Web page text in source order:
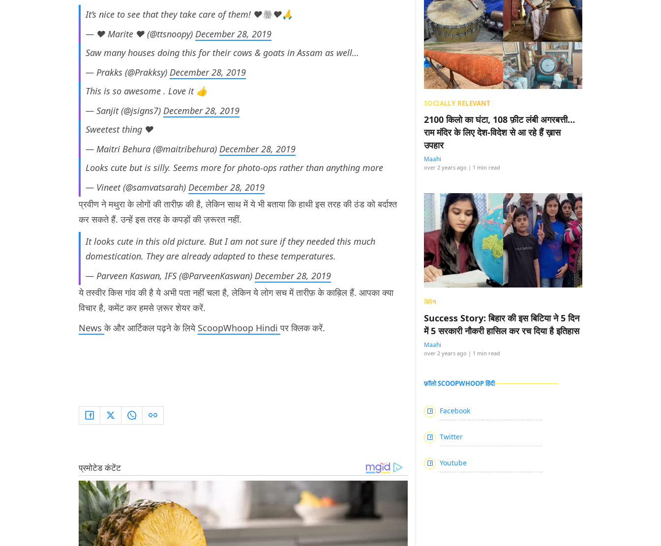
It’s nice to see that they take care of them! ❤️🐘❤️🙏
— ❤ Marite ❤ (@ttsnoopy) December 28, 2019
Saw many houses doing this for their cows & goats in Assam as well…
— Prakks (@Prakksy) December 28, 2019
This is so awesome . Love it 👍
— Sanjit (@jsigns7) December 28, 2019
Sweetest thing ❤️
— Maitri Behura (@maitribehura) December 28, 2019
Looks cute but is silly. Seems more for photo-ops rather than anything more
— Vineet (@samvatsarah) December 28, 2019
प्रवीण ने मथुरा के लोगों की तारीफ़ की है, लेकिन साथ में ये भी बताया कि हाथी इस तरह की ठंड को बर्दाश्त
कर सकते हैं. उन्हें इस तरह के कपड़ों की ज़रूरत नहीं.
It looks cute in this old picture. But I am not sure if they needed this much
domestication. They are already adapted to these temperatures.
— Parveen Kaswan, IFS (@ParveenKaswan) December 28, 2019
ये तस्वीर किस गांव की है ये अभी पता नहीं चला है, लेकिन ये लोग सच में तारीफ़ के काब़िल हैं. आपका क्या
विचार है, कमेंट कर हमसे ज़रूर शेयर करें.
Newsके और आर्टिकल पढ़ने के लिये ScoopWhoop Hindiपर क्लिक करें.
SOCIALLY RELEVANT
2100 किलो का घंटा, 108 फ़ीट लंबी अगरबत्ती…
राम मंदिर के लिए देश-विदेश से आ रहे हैं ख़ास
उपहार
Maahi
over 2 years ago | 1 min read
विमेन
Success Story: बिहार की इस बिटिया ने 5 दिन
में 5 सरकारी नौकरी हासिल कर रच दिया है इतिहास
Maahi
over 2 years ago | 1 min read
फ़ॉलो SCOOPWHOOP हिंदी
Facebook
Twitter
Youtube